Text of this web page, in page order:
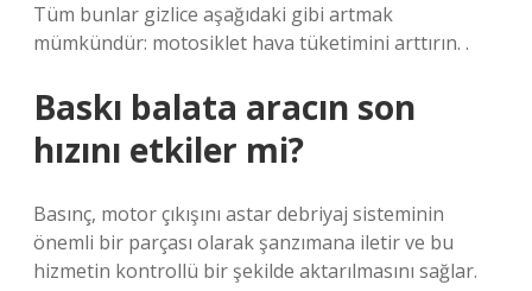
Tüm bunlar gizlice aşağıdaki gibi artmak
mümkündür: motosiklet hava tüketimini arttırın. .
Baskı balata aracın son
hızını etkiler mi?
Basınç, motor çıkışını astar debriyaj sisteminin
önemli bir parçası olarak şanzımana iletir ve bu
hizmetin kontrollü bir şekilde aktarılmasını sağlar.